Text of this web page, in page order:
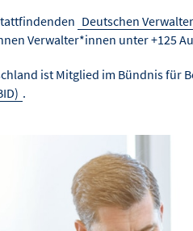
Deutschen
Verwalter*innen unter +125
ist Mitglied im Bündnis für
.